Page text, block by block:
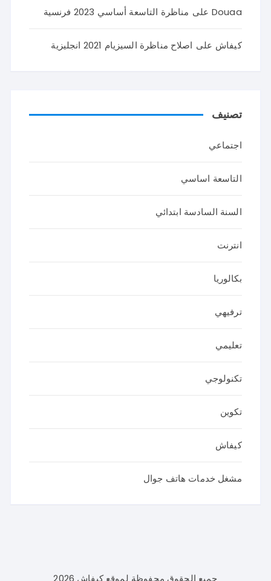
Douaa على مناظرة التاسعة أساسي 2023 فرنسية
كيفاش على اصلاح مناظرة السيزيام 2021 انجليزية
تصنيف
اجتماعي
التاسعة اساسي
السنة السادسة ابتدائي
انترنت
بكالوريا
ترفيهي
تعليمي
تكنولوجي
تكوين
كيفاش
مشغل خدمات هاتف جوال
جميع الحقوق محفوظة لموقع كيفاش 2026